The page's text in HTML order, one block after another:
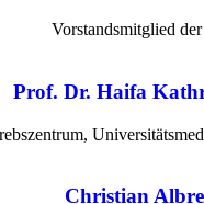
Vorstandsmitglied
Prof. Dr. Haifa
Christian